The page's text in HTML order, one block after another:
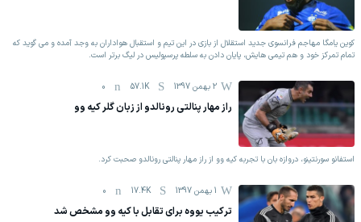
کوین یامگا مهاجم فرانسوی جدید استقلال از بازی در این تیم و استقبال هواداران به وجد آمده و می گوید که
تمام تمرکز خود و هم تیمی هایش، پایان دادن به سلطه پرسپولیس در لیگ برتر است.
2 بهمن 1397 57.1K
0
راز مهار پنالتی رونالدو از زبان گلر کیه وو
استفانو سورنتینو، دروازه بان با تجربه کیه وو از راز مهار پنالتی‌ رونالدو صحبت کرد.
1 بهمن 1397 17.4K
0
ترکیب یووه برای تقابل با کیه وو مشخص شد